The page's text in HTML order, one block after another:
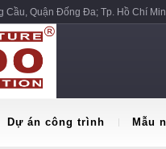
Cầu, Quận Đống Đa; Tp. Hồ Chí
Dự án công trình Mẫu